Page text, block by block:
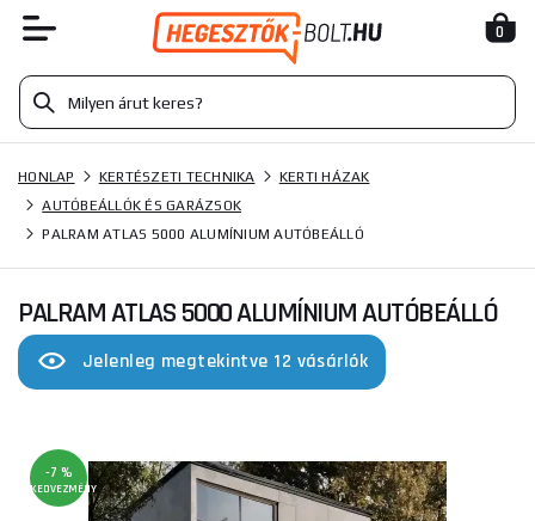
0
HONLAP KERTÉSZETI TECHNIKA
KERTI HÁZAK
AUTÓBEÁLLÓK ÉS GARÁZSOK
PALRAM ATLAS 5000 ALUMÍNIUM AUTÓBEÁLLÓ
PALRAM ATLAS 5000 ALUMÍNIUM AUTÓBEÁLLÓ
Jelenleg megtekintve 12 vásárlók
-7 %
KEDVEZMÉNY